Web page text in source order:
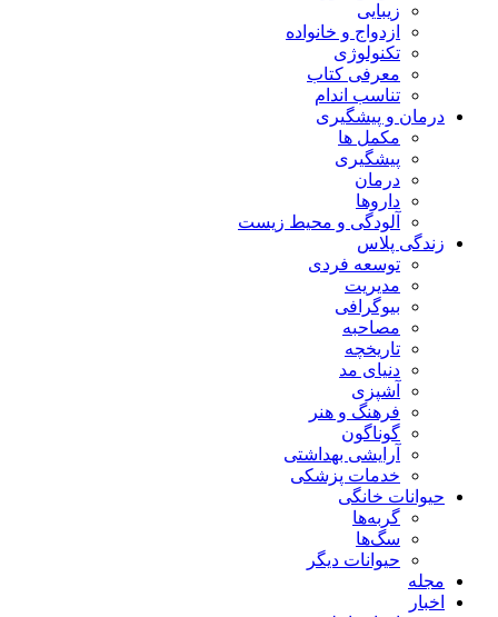
زیبایی
ازدواج و خانواده
تکنولوژی
معرفی کتاب
تناسب اندام
درمان و پیشگیری
مکمل ها
پیشگیری
درمان
داروها
آلودگی و محیط زیست
زندگی پلاس
توسعه فردی
مدیریت
بیوگرافی
مصاحبه
تاریخچه
دنیای مد
آشپزی
فرهنگ و هنر
گوناگون
آرایشی بهداشتی
خدمات پزشکی
حیوانات خانگی
گربه‌ها
سگ‌ها
حیوانات دیگر
مجله
اخبار